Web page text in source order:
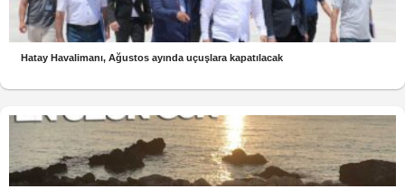
Hatay Havalimanı, Ağustos ayında uçuşlara kapatılacak